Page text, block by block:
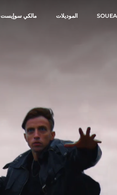
الموديلات مالكي سوإيست